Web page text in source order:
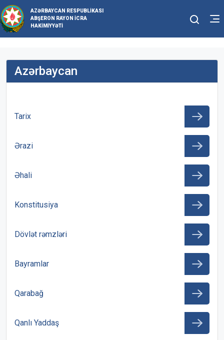
AZƏRBAYCAN RESPUBLIKASI
ABŞERON RAYON İCRA
HAKIMIYYƏTI
Azərbaycan
Tarix
Ərazi
Əhali
Konstitusiya
Dövlət rəmzləri
Bayramlar
Qarabağ
Qanlı Yaddaş